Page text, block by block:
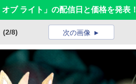
オブ ライト」の配信日と価格を発表！
(2/8) 次の画像